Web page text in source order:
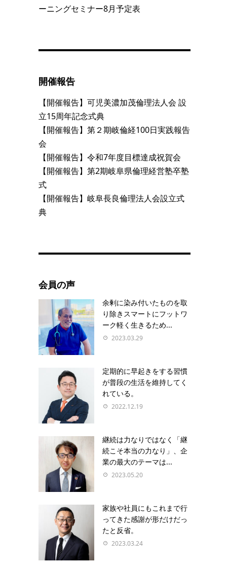
ーニングセミナー8月予定表
開催報告
【開催報告】可児美濃加茂倫理法人会 設
立15周年記念式典
【開催報告】第２期岐倫経100日実践報告
会
【開催報告】令和7年度目標達成祝賀会
【開催報告】第2期岐阜県倫理経営塾卒塾
式
【開催報告】岐阜長良倫理法人会設立式
典
会員の声
余剰に染み付いたものを取
り除きスマートにフットワ
ーク軽く生きるため...
2023.03.29
定期的に早起きをする習慣
が普段の生活を維持してく
れている。
2022.12.19
継続は力なりではなく「継
続こそ本当の力なり」、企
業の最大のテーマは...
2023.05.20
家族や社員にもこれまで行
ってきた感謝が形だけだっ
たと反省。
2023.03.24